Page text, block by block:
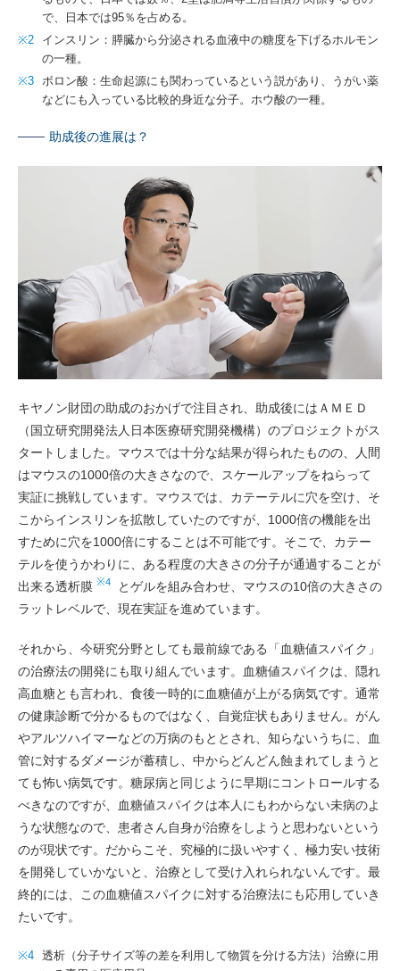
で、日本では95％を占める。
※2
インスリン：膵臓から分泌される血液中の糖度を下げるホルモン
の一種。
※3
ボロン酸：生命起源にも関わっているという説があり、うがい薬
などにも入っている比較的身近な分子。ホウ酸の一種。
助成後の進展は？
キヤノン財団の助成のおかげで注目され、助成後にはＡＭＥＤ
（国立研究開発法人日本医療研究開発機構）のプロジェクトがス
タートしました。マウスでは十分な結果が得られたものの、人間
はマウスの1000倍の大きさなので、スケールアップをねらって
実証に挑戦しています。マウスでは、カテーテルに穴を空け、そ
こからインスリンを拡散していたのですが、1000倍の機能を出
すために穴を1000倍にすることは不可能です。そこで、カテー
テルを使うかわりに、ある程度の大きさの分子が通過することが
出来る透析膜 ※4
とゲルを組み合わせ、マウスの10倍の大きさの
ラットレベルで、現在実証を進めています。
それから、今研究分野としても最前線である「血糖値スパイク」
の治療法の開発にも取り組んでいます。血糖値スパイクは、隠れ
高血糖とも言われ、食後一時的に血糖値が上がる病気です。通常
の健康診断で分かるものではなく、自覚症状もありません。がん
やアルツハイマーなどの万病のもととされ、知らないうちに、血
管に対するダメージが蓄積し、中からどんどん蝕まれてしまうと
ても怖い病気です。糖尿病と同じように早期にコントロールする
べきなのですが、血糖値スパイクは本人にもわからない未病のよ
うな状態なので、患者さん自身が治療をしようと思わないという
のが現状です。だからこそ、究極的に扱いやすく、極力安い技術
を開発していかないと、治療として受け入れられないんです。最
終的には、この血糖値スパイクに対する治療法にも応用していき
たいです。
※4 透析（分子サイズ等の差を利用して物質を分ける方法）治療に用